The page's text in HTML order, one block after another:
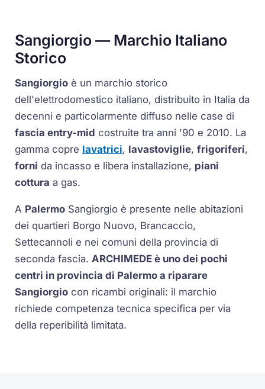
Sangiorgio — Marchio Italiano
Storico
Sangiorgio è un marchio storico
dell'elettrodomestico italiano, distribuito in Italia da
decenni e particolarmente diffuso nelle case di
fascia entry-mid costruite tra anni '90 e 2010. La
gamma copre lavatrici, lavastoviglie,frigoriferi,
forni da incasso e libera installazione, piani
cottura a gas.
A Palermo Sangiorgio è presente nelle abitazioni
dei quartieri Borgo Nuovo, Brancaccio,
Settecannoli e nei comuni della provincia di
seconda fascia. ARCHIMEDE è uno dei pochi
centri in provincia di Palermo a riparare
Sangiorgio con ricambi originali: il marchio
richiede competenza tecnica specifica per via
della reperibilità limitata.